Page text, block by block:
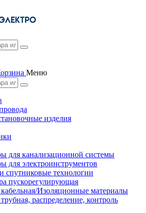
Меню
изделия
для канализационной системы
для электроинструментов
спутниковые технологии
пускорегулирующая
Изоляционные материалы
распределение, контроль